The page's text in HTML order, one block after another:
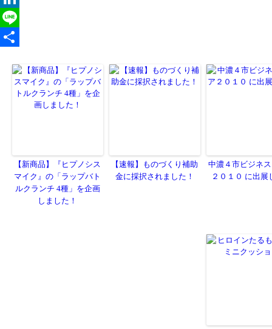
【新商品】『ヒプノシス
マイク』の「ラップバト
ルクランチ 4種」を企画
しました！
【速報】ものづくり補助
金に採択されました！
中濃４市ビジネ
２０１０ に出展